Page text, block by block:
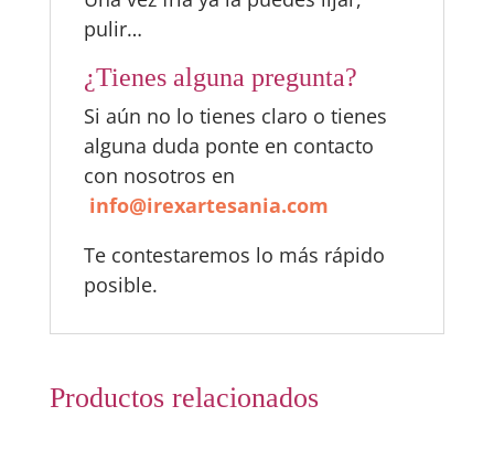
pulir…
¿Tienes alguna pregunta?
Si aún no lo tienes claro o tienes
alguna duda ponte en contacto
con nosotros en
info@irexartesania.com
Te contestaremos lo más rápido
posible.
Productos relacionados